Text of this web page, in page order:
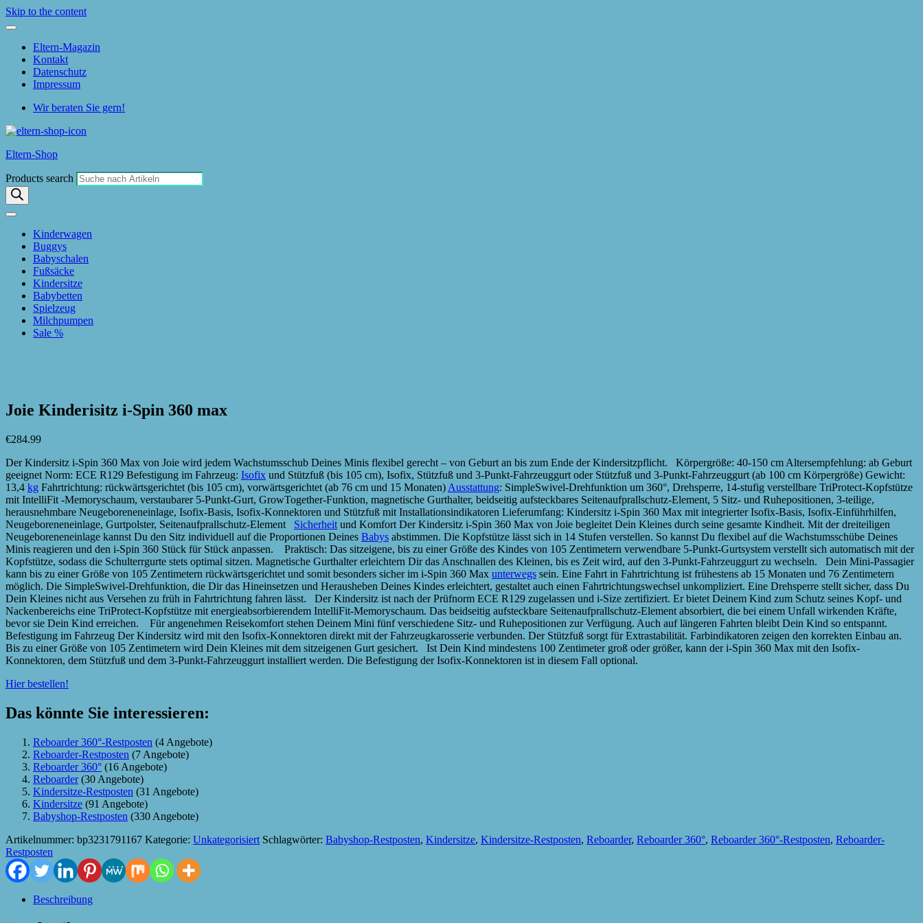
Skip to the content
Eltern-Magazin
Kontakt
Datenschutz
Impressum
Wir beraten Sie gern!
Eltern-Shop
Products search
Kinderwagen
Buggys
Babyschalen
Fußsäcke
Kindersitze
Babybetten
Spielzeug
Milchpumpen
Sale %
Joie Kinderisitz i-Spin 360 max
€284.99
Der Kindersitz i-Spin 360 Max von Joie wird jedem Wachstumsschub Deines Minis flexibel gerecht – von Geburt an bis zum Ende der Kindersitzpflicht. Körpergröße: 40-150 cm Altersempfehlung: ab Geburt
geeignet Norm: ECE R129 Befestigung im Fahrzeug: Isofix und Stützfuß (bis 105 cm), Isofix, Stützfuß und 3-Punkt-Fahrzeuggurt oder Stützfuß und 3-Punkt-Fahrzeuggurt (ab 100 cm Körpergröße) Gewicht:
13,4 kg Fahrtrichtung: rückwärtsgerichtet (bis 105 cm), vorwärtsgerichtet (ab 76 cm und 15 Monaten) Ausstattung: SimpleSwivel-Drehfunktion um 360°, Drehsperre, 14-stufig verstellbare TriProtect-Kopfstütze
mit IntelliFit -Memoryschaum, verstaubarer 5-Punkt-Gurt, GrowTogether-Funktion, magnetische Gurthalter, beidseitig aufsteckbares Seitenaufprallschutz-Element, 5 Sitz- und Ruhepositionen, 3-teilige,
herausnehmbare Neugeboreneneinlage, Isofix-Basis, Isofix-Konnektoren und Stützfuß mit Installationsindikatoren Lieferumfang: Kindersitz i-Spin 360 Max mit integrierter Isofix-Basis, Isofix-Einführhilfen,
Neugeboreneneinlage, Gurtpolster, Seitenaufprallschutz-Element Sicherheit und Komfort Der Kindersitz i-Spin 360 Max von Joie begleitet Dein Kleines durch seine gesamte Kindheit. Mit der dreiteiligen
Neugeboreneneinlage kannst Du den Sitz individuell auf die Proportionen Deines Babys abstimmen. Die Kopfstütze lässt sich in 14 Stufen verstellen. So kannst Du flexibel auf die Wachstumsschübe Deines
Minis reagieren und den i-Spin 360 Stück für Stück anpassen. Praktisch: Das sitzeigene, bis zu einer Größe des Kindes von 105 Zentimetern verwendbare 5-Punkt-Gurtsystem verstellt sich automatisch mit der
Kopfstütze, sodass die Schulterrgurte stets optimal sitzen. Magnetische Gurthalter erleichtern Dir das Anschnallen des Kleinen, bis es Zeit wird, auf den 3-Punkt-Fahrzeuggurt zu wechseln. Dein Mini-Passagier
kann bis zu einer Größe von 105 Zentimetern rückwärtsgerichtet und somit besonders sicher im i-Spin 360 Max unterwegs sein. Eine Fahrt in Fahrtrichtung ist frühestens ab 15 Monaten und 76 Zentimetern
möglich. Die SimpleSwivel-Drehfunktion, die Dir das Hineinsetzen und Herausheben Deines Kindes erleichtert, gestaltet auch einen Fahrtrichtungswechsel unkompliziert. Eine Drehsperre stellt sicher, dass Du
Dein Kleines nicht aus Versehen zu früh in Fahrtrichtung fahren lässt. Der Kindersitz ist nach der Prüfnorm ECE R129 zugelassen und i-Size zertifiziert. Er bietet Deinem Kind zum Schutz seines Kopf- und
Nackenbereichs eine TriProtect-Kopfstütze mit energieabsorbierendem IntelliFit-Memoryschaum. Das beidseitig aufsteckbare Seitenaufprallschutz-Element absorbiert, die bei einem Unfall wirkenden Kräfte,
bevor sie Dein Kind erreichen. Für angenehmen Reisekomfort stehen Deinem Mini fünf verschiedene Sitz- und Ruhepositionen zur Verfügung. Auch auf längeren Fahrten bleibt Dein Kind so entspannt.
Befestigung im Fahrzeug Der Kindersitz wird mit den Isofix-Konnektoren direkt mit der Fahrzeugkarosserie verbunden. Der Stützfuß sorgt für Extrastabilität. Farbindikatoren zeigen den korrekten Einbau an.
Bis zu einer Größe von 105 Zentimetern wird Dein Kleines mit dem sitzeigenen Gurt gesichert. Ist Dein Kind mindestens 100 Zentimeter groß oder größer, kann der i-Spin 360 Max mit den Isofix-
Konnektoren, dem Stützfuß und dem 3-Punkt-Fahrzeuggurt installiert werden. Die Befestigung der Isofix-Konnektoren ist in diesem Fall optional.
Hier bestellen!
Das könnte Sie interessieren:
Reboarder 360°-Restposten (4 Angebote)
Reboarder-Restposten (7 Angebote)
Reboarder 360° (16 Angebote)
Reboarder(30 Angebote)
Kindersitze-Restposten (31 Angebote)
Kindersitze (91 Angebote)
Babyshop-Restposten (330 Angebote)
Artikelnummer: bp3231791167 Kategorie: Unkategorisiert Schlagwörter: Babyshop-Restposten, Kindersitze, Kindersitze-Restposten, Reboarder, Reboarder 360°, Reboarder 360°-Restposten, Reboarder-
Restposten
Beschreibung